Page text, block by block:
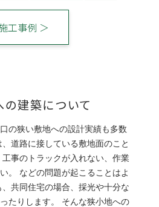
工事例 ＞
の建築について
の狭い敷地への設計実績も多数
道路に接している敷地面のこと
事のトラックが入れない、作業
。 などの問題が起こることはよ
共同住宅の場合、採光や十分な
たりします。 そんな狭小地への